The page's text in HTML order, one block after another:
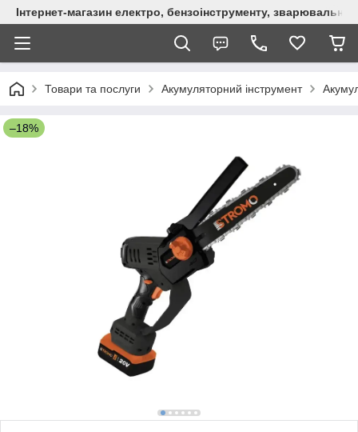
Інтернет-магазин електро, бензоінструменту,
Товари та послуги Акумуляторний інструмент
–18%